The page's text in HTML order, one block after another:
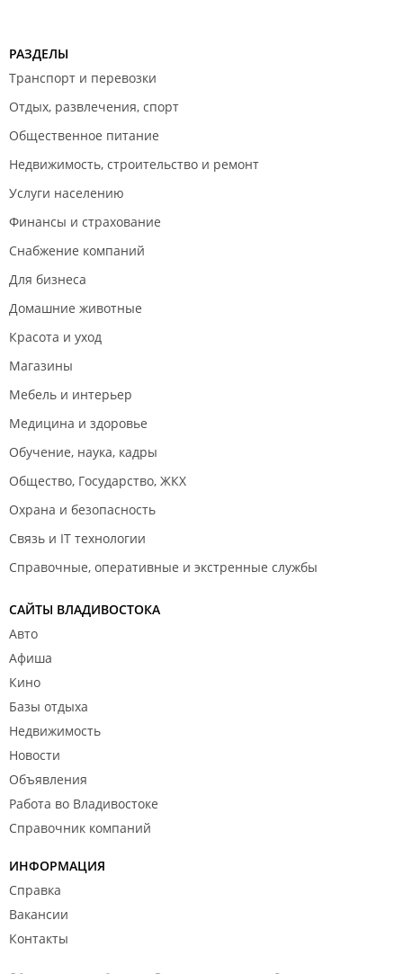
РАЗДЕЛЫ
Транспорт и перевозки
Отдых, развлечения, спорт
Общественное питание
Недвижимость, строительство и ремонт
Услуги населению
Финансы и страхование
Снабжение компаний
Для бизнеса
Домашние животные
Красота и уход
Магазины
Мебель и интерьер
Медицина и здоровье
Обучение, наука, кадры
Общество, Государство, ЖКХ
Охрана и безопасность
Связь и IT технологии
Справочные, оперативные и экстренные службы
САЙТЫ ВЛАДИВОСТОКА
Авто
Афиша
Кино
Базы отдыха
Недвижимость
Новости
Объявления
Работа во Владивостоке
Справочник компаний
ИНФОРМАЦИЯ
Справка
Вакансии
Контакты